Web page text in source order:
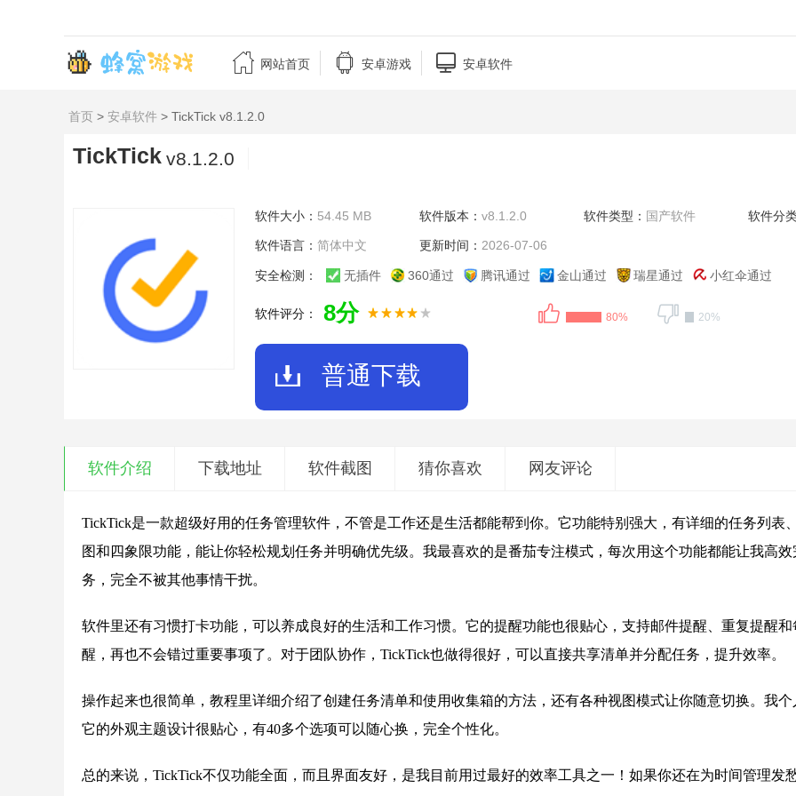
 网站首页  安卓游戏  安卓软件
首页 > 安卓软件 > TickTick v8.1.2.0
TickTick v8.1.2.0
软件大小： 54.45 MB 软件版本： v8.1.2.0 软件类型： 国产软件 软件分类
软件语言： 简体中文 更新时间： 2026-07-06
安全检测： 无插件 360通过 腾讯通过 金山通过 瑞星通过 小红伞通过
软件评分： 8分 80% 20%
普通下载
软件介绍 下载地址 软件截图 猜你喜欢 网友评论
TickTick是一款超级好用的任务管理软件，不管是工作还是生活都能帮到你。它功能特别强大，有详细的任务列表
图和四象限功能，能让你轻松规划任务并明确优先级。我最喜欢的是番茄专注模式，每次用这个功能都能让我高效
务，完全不被其他事情干扰。
软件里还有习惯打卡功能，可以养成良好的生活和工作习惯。它的提醒功能也很贴心，支持邮件提醒、重复提醒和
醒，再也不会错过重要事项了。对于团队协作，TickTick也做得很好，可以直接共享清单并分配任务，提升效率。
操作起来也很简单，教程里详细介绍了创建任务清单和使用收集箱的方法，还有各种视图模式让你随意切换。我个
它的外观主题设计很贴心，有40多个选项可以随心换，完全个性化。
总的来说，TickTick不仅功能全面，而且界面友好，是我目前用过最好的效率工具之一！如果你还在为时间管理发